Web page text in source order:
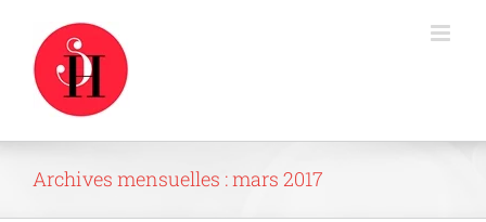
contenu
Archives mensuelles :mars 2017